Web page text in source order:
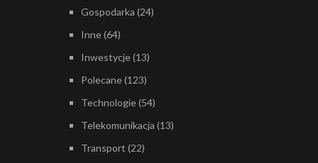
Gospodarka (24)
Inne(64)
Inwestycje(13)
Polecane(123)
Technologie(54)
Telekomunikacja (13)
Transport (22)